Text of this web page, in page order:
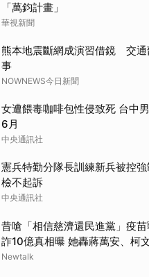
「萬鈞計畫」
華視新聞
熊本地震斷網成演習借鏡 交通
事
NOWNEWS今日新聞
女遭餵毒咖啡包性侵致死 台中
6月
中央通訊社
憲兵特勤分隊長訓練新兵被控
檢不起訴
中央通訊社
昔嗆「相信慈濟還民進黨」疫
詐10億真相曝 她轟蔣萬安、柯
Newtalk